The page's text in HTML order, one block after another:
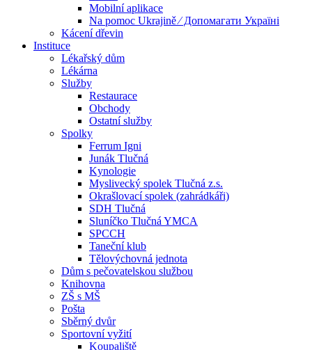
Mobilní aplikace
Na pomoc Ukrajině ⁄ Допомагати Україні
Kácení dřevin
Instituce
Lékařský dům
Lékárna
Služby
Restaurace
Obchody
Ostatní služby
Spolky
Ferrum Igni
Junák Tlučná
Kynologie
Myslivecký spolek Tlučná z.s.
Okrašlovací spolek (zahrádkáři)
SDH Tlučná
Sluníčko Tlučná YMCA
SPCCH
Taneční klub
Tělovýchovná jednota
Dům s pečovatelskou službou
Knihovna
ZŠ s MŠ
Pošta
Sběrný dvůr
Sportovní vyžití
Koupaliště